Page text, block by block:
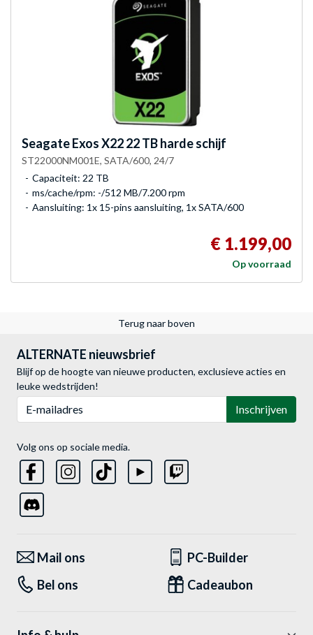
SeagateExos X22 22 TB harde schijf
ST22000NM001E, SATA/600, 24/7
Capaciteit: 22 TB
ms/cache/rpm: -/512 MB/7.200 rpm
Aansluiting: 1x 15-pins aansluiting, 1x SATA/600
€ 1.199,00
Op voorraad
Terug naar boven
ALTERNATE nieuwsbrief
Blijf op de hoogte van nieuwe producten, exclusieve acties en
leuke wedstrijden!
Inschrijven
Volg ons op sociale media.
Mail ons
PC-Builder
Bel ons
Cadeaubon